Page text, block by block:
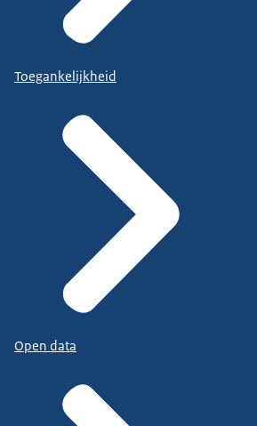
Toegankelijkheid
Open data